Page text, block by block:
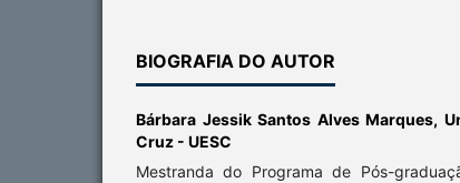
BIOGRAFIA DO AUTOR
Bárbara Jessik Santos Alves Marques,
Cruz - UESC
Mestranda do Programa de Pós-